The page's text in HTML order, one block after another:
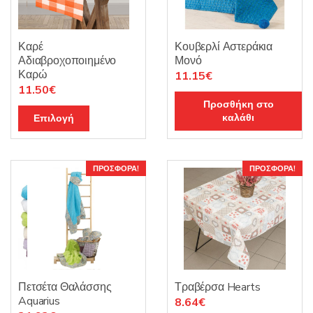
Καρέ
Αδιαβροχοποιημένο
Καρώ
Original
price
was:
13.51€.
11.50€Η
τρέχουσα
τιμή
είναι:
11.50€.
Επιλογή
το
έχει
πολλαπλές
παραλλαγές.
Οι
επιλογές
μπορούν
να
Κουβερλί Αστεράκια
Μονό
Original
price
11.15€Η
τρέχουσα
τιμή
είναι:
11.15€.
Προσθήκη στο
καλάθι
ΠΡΟΣΦΟΡΆ!
Πετσέτα Θαλάσσης
Aquarius
ΠΡΟΣΦΟΡΆ!
Τραβέρσα Hearts
Original
8.64€Η